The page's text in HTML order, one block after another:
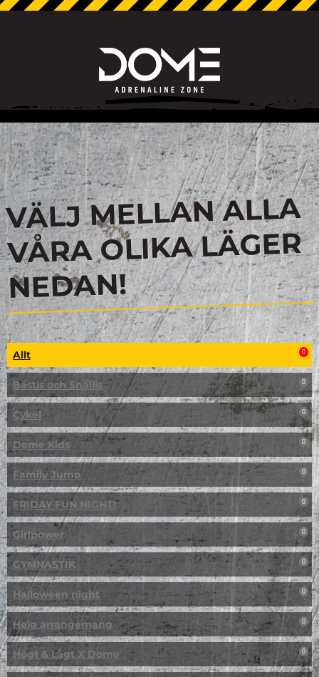
VÄLJ MELLAN ALLA
VÅRA OLIKA LÄGER
NEDAN!
Allt 0
Bästis och Snällis 0
Cykel 0
Dome Kids 0
Family Jump 0
FRIDAY FUN NIGHT! 0
Girlpower 0
GYMNASTIK 0
Halloween night 0
Helg arrangemang 0
Högt & Lågt X Dome 0